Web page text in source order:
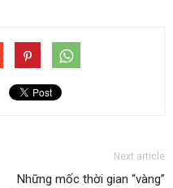
Next article
Những mốc thời gian “vàng”